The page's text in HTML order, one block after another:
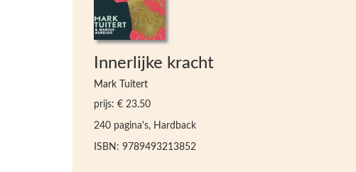
Innerlijke kracht
Mark Tuitert
prijs: € 23.50
240 pagina's, Hardback
ISBN: 9789493213852